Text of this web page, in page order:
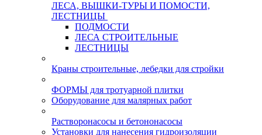
ЛЕСА, ВЫШКИ-ТУРЫ И ПОМОСТИ,
ЛЕСТНИЦЫ
ПОДМОСТИ
ЛЕСА СТРОИТЕЛЬНЫЕ
ЛЕСТНИЦЫ
Краны строительные, лебедки для стройки
ФОРМЫ для тротуарной плитки
Оборудование для малярных работ
Растворонасосы и бетононасосы
Установки для нанесения гидроизоляции